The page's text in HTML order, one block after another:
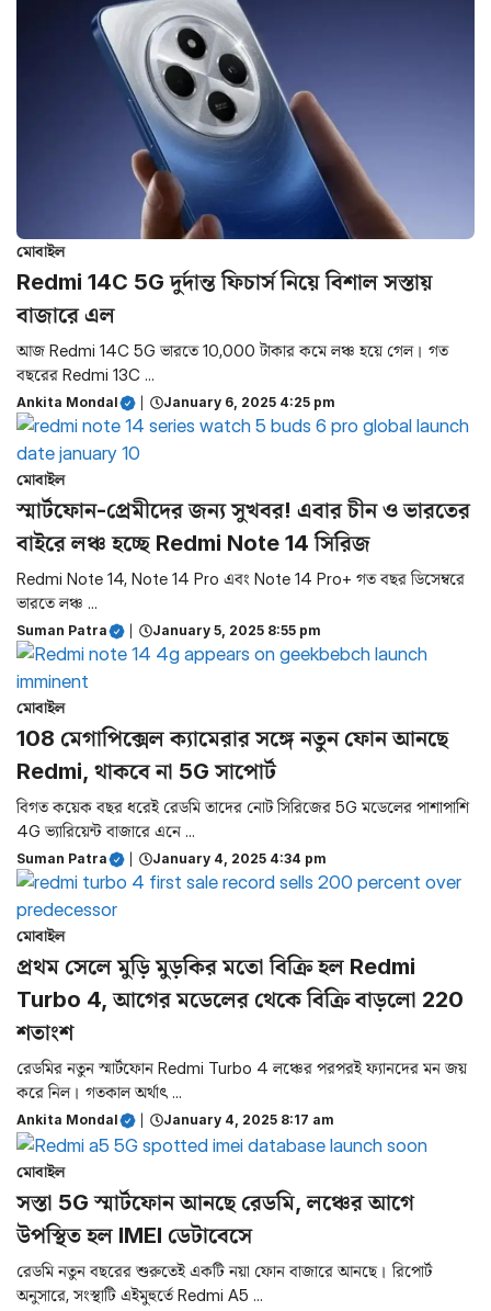
মোবাইল
Redmi 14C 5G দুর্দান্ত ফিচার্স নিয়ে বিশাল সস্তায়
বাজারে এল
আজ Redmi 14C 5G ভারতে 10,000 টাকার কমে লঞ্চ হয়ে গেল। গত
বছরের Redmi 13C ...
Ankita Mondal January 6, 2025 4:25 pm
মোবাইল
স্মার্টফোন-প্রেমীদের জন্য সুখবর! এবার চীন ও ভারতের
বাইরে লঞ্চ হচ্ছে Redmi Note 14 সিরিজ
Redmi Note 14, Note 14 Pro এবং Note 14 Pro+ গত বছর ডিসেম্বরে
ভারতে লঞ্চ ...
Suman Patra January 5, 2025 8:55 pm
মোবাইল
108 মেগাপিক্সেল ক্যামেরার সঙ্গে নতুন ফোন আনছে
Redmi, থাকবে না 5G সাপোর্ট
বিগত কয়েক বছর ধরেই রেডমি তাদের নোট সিরিজের 5G মডেলের পাশাপাশি
4G ভ্যারিয়েন্ট বাজারে এনে ...
Suman Patra January 4, 2025 4:34 pm
মোবাইল
প্রথম সেলে মুড়ি মুড়কির মতো বিক্রি হল Redmi
Turbo 4, আগের মডেলের থেকে বিক্রি বাড়লো 220
শতাংশ
রেডমির নতুন স্মার্টফোন Redmi Turbo 4 লঞ্চের পরপরই ফ্যানদের মন জয়
করে নিল। গতকাল অর্থাৎ ...
Ankita Mondal January 4, 2025 8:17 am
মোবাইল
সস্তা 5G স্মার্টফোন আনছে রেডমি, লঞ্চের আগে
উপস্থিত হল IMEI ডেটাবেসে
রেডমি নতুন বছরের শুরুতেই একটি নয়া ফোন বাজারে আনছে। রিপোর্ট
অনুসারে, সংস্থাটি এইমুহুর্তে Redmi A5 ...